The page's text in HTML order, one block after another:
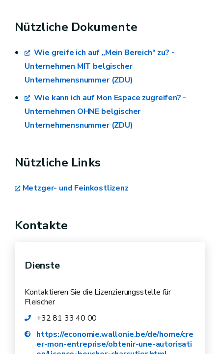
Nützliche Dokumente
Wie greife ich auf „Mein Bereich“ zu? -
Unternehmen MIT belgischer
Unternehmensnummer (ZDU)
Wie kann ich auf Mon Espace zugreifen? -
Unternehmen OHNE belgischer
Unternehmensnummer (ZDU)
Nützliche Links
Metzger- und Feinkostlizenz
Kontakte
Dienste
Kontaktieren Sie die Lizenzierungsstelle für
Fleischer
+32 81 33 40 00
https://economie.wallonie.be/de/home/cre
er-mon-entreprise/obtenir-une-autorisati